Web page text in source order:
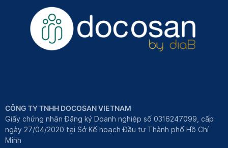
CÔNG TY TNHH DOCOSAN VIETNAM
Giấy chứng nhận Đăng ký Doanh nghiệp số 0316247099, cấp
ngày 27/04/2020 tại Sở Kế hoạch Đầu tư Thành phố Hồ Chí
Minh